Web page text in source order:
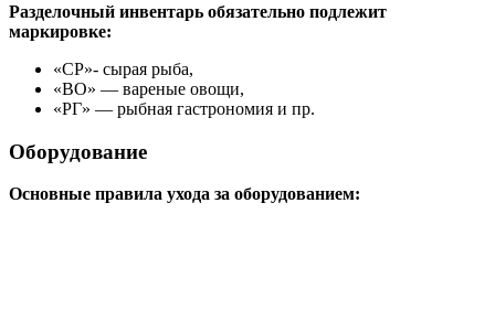
Разделочный инвентарь обязательно подлежит
маркировке:
«СР»- сырая рыба,
«ВО» — вареные овощи,
«РГ» — рыбная гастрономия и пр.
Оборудование
Основные правила ухода за оборудованием: